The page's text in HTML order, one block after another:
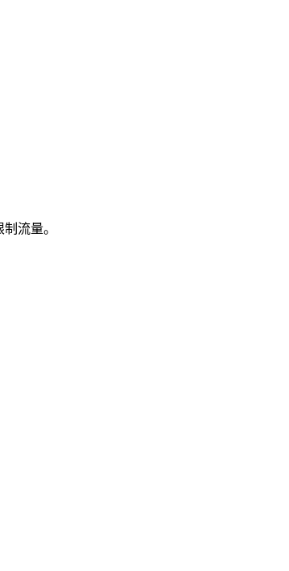
流量。